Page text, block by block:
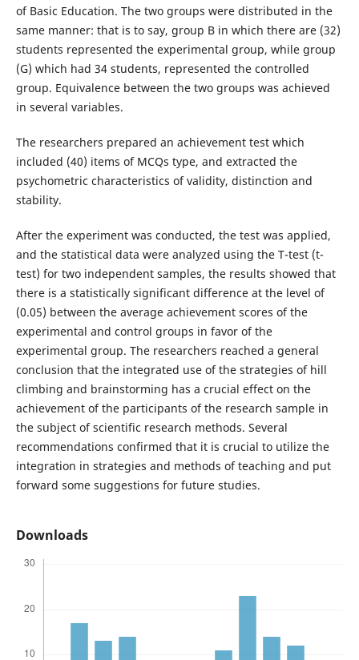
of Basic Education. The two groups were distributed in the
same manner: that is to say, group B in which there are (32)
students represented the experimental group, while group
(G) which had 34 students, represented the controlled
group. Equivalence between the two groups was achieved
in several variables.
The researchers prepared an achievement test which
included (40) items of MCQs type, and extracted the
psychometric characteristics of validity, distinction and
stability.
After the experiment was conducted, the test was applied,
and the statistical data were analyzed using the T-test (t-
test) for two independent samples, the results showed that
there is a statistically significant difference at the level of
(0.05) between the average achievement scores of the
experimental and control groups in favor of the
experimental group. The researchers reached a general
conclusion that the integrated use of the strategies of hill
climbing and brainstorming has a crucial effect on the
achievement of the participants of the research sample in
the subject of scientific research methods. Several
recommendations confirmed that it is crucial to utilize the
integration in strategies and methods of teaching and put
forward some suggestions for future studies.
Downloads